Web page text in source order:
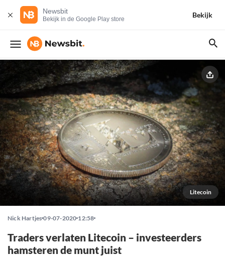
Newsbit
Bekijk in de Google Play store
Bekijk
Litecoin
Nick Hartjes 09-07-2020 12:58
Traders verlaten Litecoin – investeerders
hamsteren de munt juist